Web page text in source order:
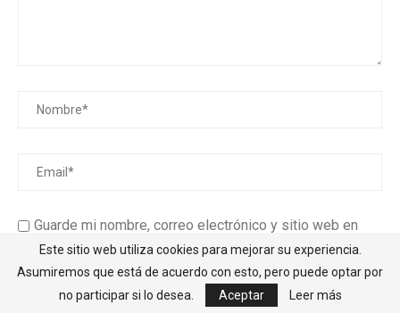
Guarde mi nombre, correo electrónico y sitio web en
este navegador para la próxima vez que comente.
Recibir un correo electrónico con los siguientes
Este sitio web utiliza cookies para mejorar su experiencia.
Asumiremos que está de acuerdo con esto, pero puede optar por
no participar si lo desea.
Aceptar Leer más